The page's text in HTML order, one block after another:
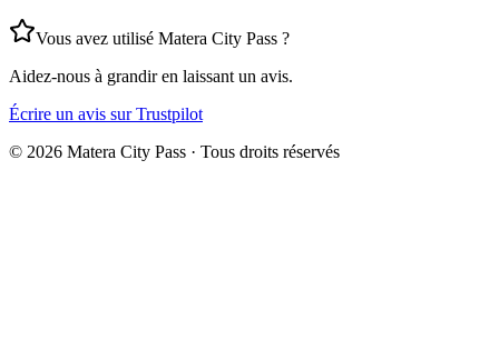
Vous avez utilisé Matera City Pass ?
Aidez-nous à grandir en laissant un avis.
Écrire un avis sur Trustpilot
© 2026 Matera City Pass · Tous droits réservés